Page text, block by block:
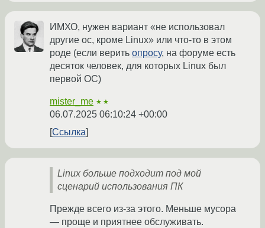
ИМХО, нужен вариант «не использовал
другие ос, кроме Linux» или что-то в этом
роде (если верить опросу, на форуме есть
десяток человек, для которых Linux был
первой ОС)
mister_me ★★
06.07.2025 06:10:24 +00:00
Ссылка
Linux больше подходит под мой
сценарий использования ПК
Прежде всего из-за этого. Меньше мусора
— проще и приятнее обслуживать.